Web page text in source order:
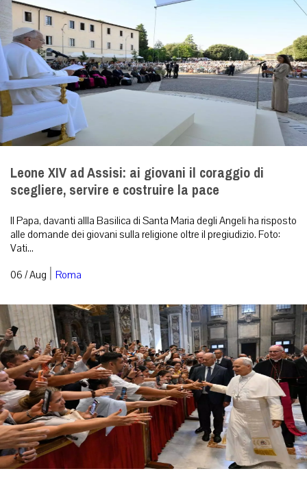
Leone XIV ad Assisi: ai giovani il coraggio di
scegliere, servire e costruire la pace
Il Papa, davanti allla Basilica di Santa Maria degli Angeli ha risposto
alle domande dei giovani sulla religione oltre il pregiudizio. Foto:
Vati...
06 / Aug | Roma